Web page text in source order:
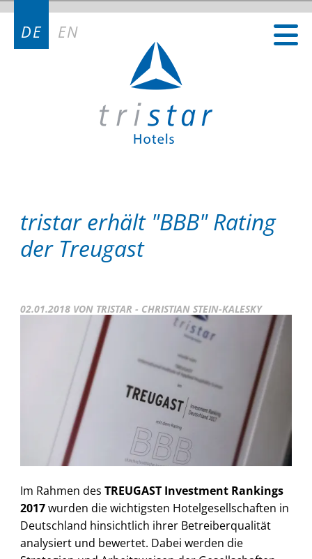
DE EN
tristar erhält "BBB" Rating
der Treugast
02.01.2018VON TRISTAR - CHRISTIAN STEIN-KALESKY
Im Rahmen des TREUGAST Investment Rankings
2017wurden die wichtigsten Hotelgesellschaften in
Deutschland hinsichtlich ihrer Betreiberqualität
analysiert und bewertet. Dabei werden die
Kontakt
Kontakt Deutschland